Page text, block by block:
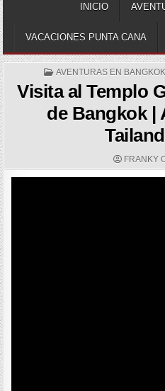
INICIO
VACACIONES PUNTA CANA
POSTED
AVENTURAS EN BANGKOK
Visita al Templo
de Bangkok |
AUTHOR:
FRANKY